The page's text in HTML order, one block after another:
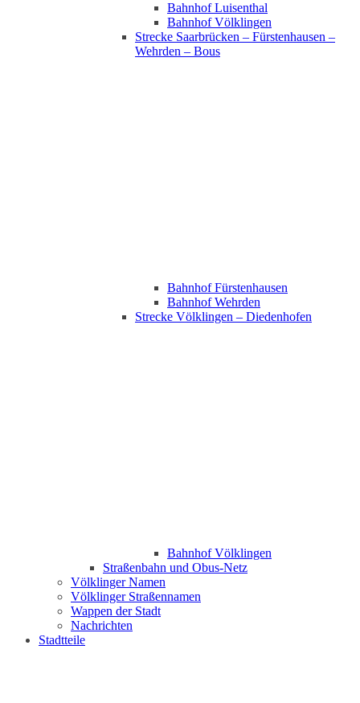
Bahnhof Luisenthal
Bahnhof Völklingen
Strecke Saarbrücken – Fürstenhausen –
Wehrden – Bous
Bahnhof Fürstenhausen
Bahnhof Wehrden
Strecke Völklingen – Diedenhofen
Bahnhof Völklingen
Straßenbahn und Obus-Netz
Völklinger Namen
Völklinger Straßennamen
Wappen der Stadt
Nachrichten
Stadtteile